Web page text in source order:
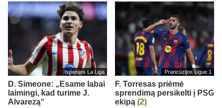
Ispanijos La Liga
D. Simeone: „Esame labai
laimingi, kad turime J.
Alvarezą“
Prancūzijos Ligue 1
F. Torresas priėmė
sprendimą persikelti į PSG
ekipą (2)